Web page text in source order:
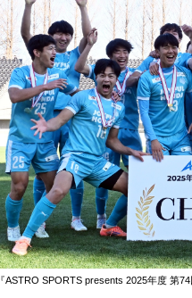
『ASTRO SPORTS presents 2025年度 第